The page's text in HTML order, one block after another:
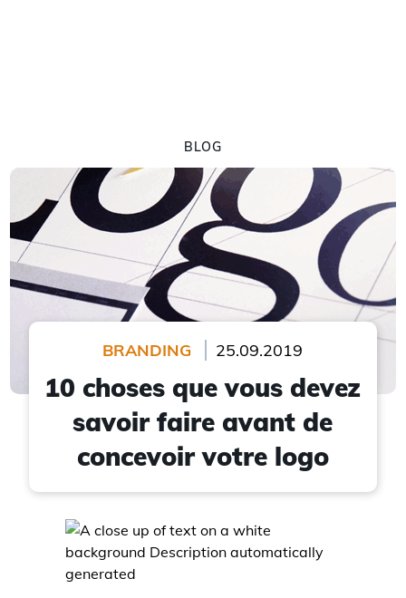
BLOG
BRANDING 25.09.2019
10 choses que vous devez
savoir faire avant de
concevoir votre logo